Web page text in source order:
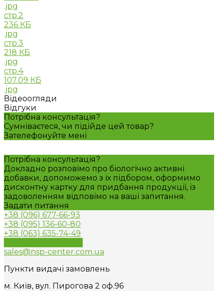
.jpg
стр.2
236 КБ
.jpg
стр.3
218 КБ
.jpg
стр.4
107.09 КБ
.jpg
Відеоогляди
Відгуки
Потрібна консультація?
Сумніваєтеся, чи підійде цей товар?
Зателефонуйте мені
Потрібна консультація?
Докладно розповімо про біологічно активні
добавки, допоможемо з їх підбором, оформимо
дисконтну картку для придбання продукції, із
задоволенням відповімо на ваші запитання.
Задати питання
+38 (096) 677-66-93
+38 (095) 136-60-80
+38 (063) 635-74-49
sales@nsp-center.com.ua
Пункти видачі замовлень
м. Київ, вул. Пирогова 2 оф.96